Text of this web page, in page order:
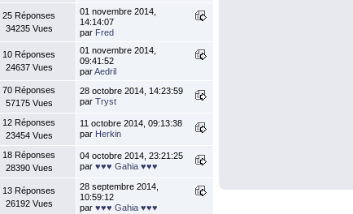
25 Réponses
34235 Vues
01 novembre 2014,
14:14:07
par Fred
10 Réponses
24637 Vues
01 novembre 2014,
09:41:52
parAedril
70 Réponses
57175 Vues
28 octobre 2014, 14:23:59
parTryst
12 Réponses
23454 Vues
11 octobre 2014, 09:13:38
par Herkin
18 Réponses
28390 Vues
04 octobre 2014, 23:21:25
par♥♥♥ Gahia ♥♥♥
13 Réponses
26192 Vues
28 septembre 2014,
10:59:12
par♥♥♥ Gahia ♥♥♥